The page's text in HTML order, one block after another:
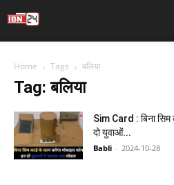
Home Tags बलिया
Tag: बलिया
Sim Card : बिना सिम
दो युवाओं...
Babli - 2024-10-28